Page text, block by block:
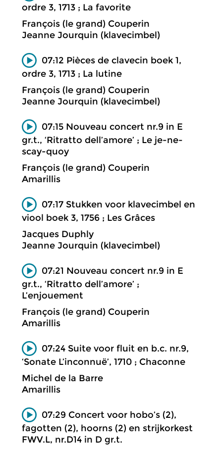
ordre 3, 1713 ; La favorite
François (le grand) Couperin
Jeanne Jourquin (klavecimbel)
07:12 Pièces de clavecin boek 1,
ordre 3, 1713 ; La lutine
François (le grand) Couperin
Jeanne Jourquin (klavecimbel)
07:15 Nouveau concert nr.9 in E
gr.t., ‘Ritratto dell’amore’ ; Le je-ne-
scay-quoy
François (le grand) Couperin
Amarillis
07:17 Stukken voor klavecimbel en
viool boek 3, 1756 ; Les Grâces
Jacques Duphly
Jeanne Jourquin (klavecimbel)
07:21 Nouveau concert nr.9 in E
gr.t., ‘Ritratto dell’amore’ ;
L’enjouement
François (le grand) Couperin
Amarillis
07:24 Suite voor fluit en b.c. nr.9,
‘Sonate L’inconnuë’, 1710 ; Chaconne
Michel de la Barre
Amarillis
07:29 Concert voor hobo’s (2),
fagotten (2), hoorns (2) en strijkorkest
FWV.L, nr.D14 in D gr.t.